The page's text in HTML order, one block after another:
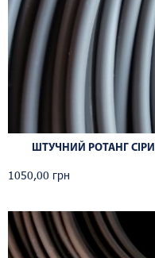
ШТУЧНИЙ РОТАНГ
1050,00 грн